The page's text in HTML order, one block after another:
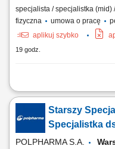
specjalista / specjalistka
fizyczna
umowa o pracę
aplikuj szybko
19 godz.
Opis stanowiska: montaż i
dokumentacją techniczną oraz
podzespołów
dystrybucji, realizacja zadań
i wymaganiami jakościowymi,...
Starszy
Specjalistka
POLPHARMA S.A.